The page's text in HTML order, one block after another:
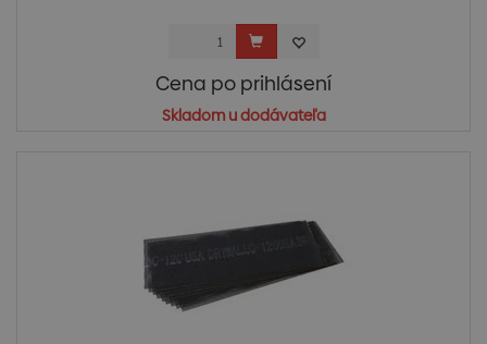
Cena po prihlásení
Skladom u dodávateľa